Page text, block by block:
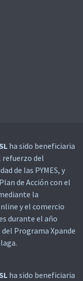
ha sido beneficiaria
refuerzo del
de las PYMES, y
de Acción con el
la
y el comercio
durante el año
Programa Xpande
ha sido beneficiaria